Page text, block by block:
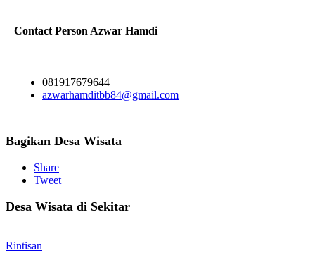
Contact Person Azwar Hamdi
081917679644
azwarhamditbb84@gmail.com
Bagikan Desa Wisata
Share
Tweet
Desa Wisata di Sekitar
Rintisan